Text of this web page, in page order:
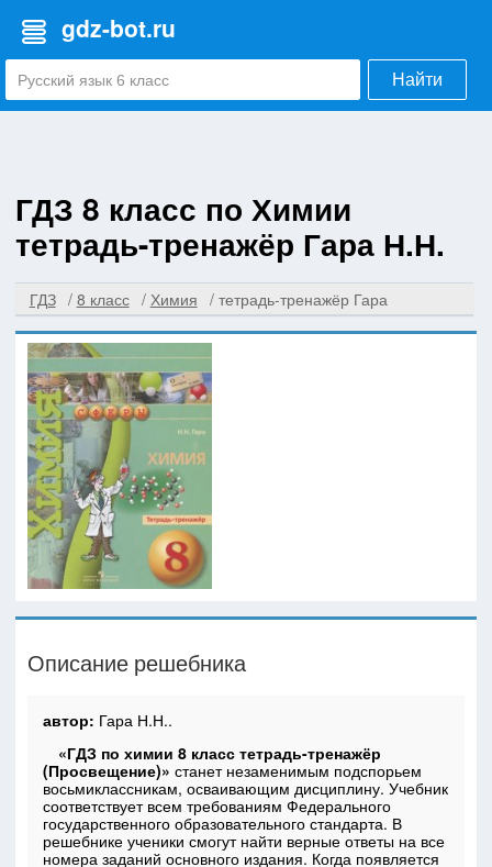
gdz-bot.ru
Найти
ГДЗ 8 класс по Химии
тетрадь-тренажёр Гара Н.Н.
ГДЗ 8 класс Химия тетрадь-тренажёр Гара
Описание решебника
автор: Гара Н.Н..
«ГДЗ по химии 8 класс тетрадь-тренажёр
(Просвещение)»станет незаменимым подспорьем
восьмиклассникам, осваивающим дисциплину. Учебник
соответствует всем требованиям Федерального
государственного образовательного стандарта. В
решебнике ученики смогут найти верные ответы на все
номера заданий основного издания. Когда появляется